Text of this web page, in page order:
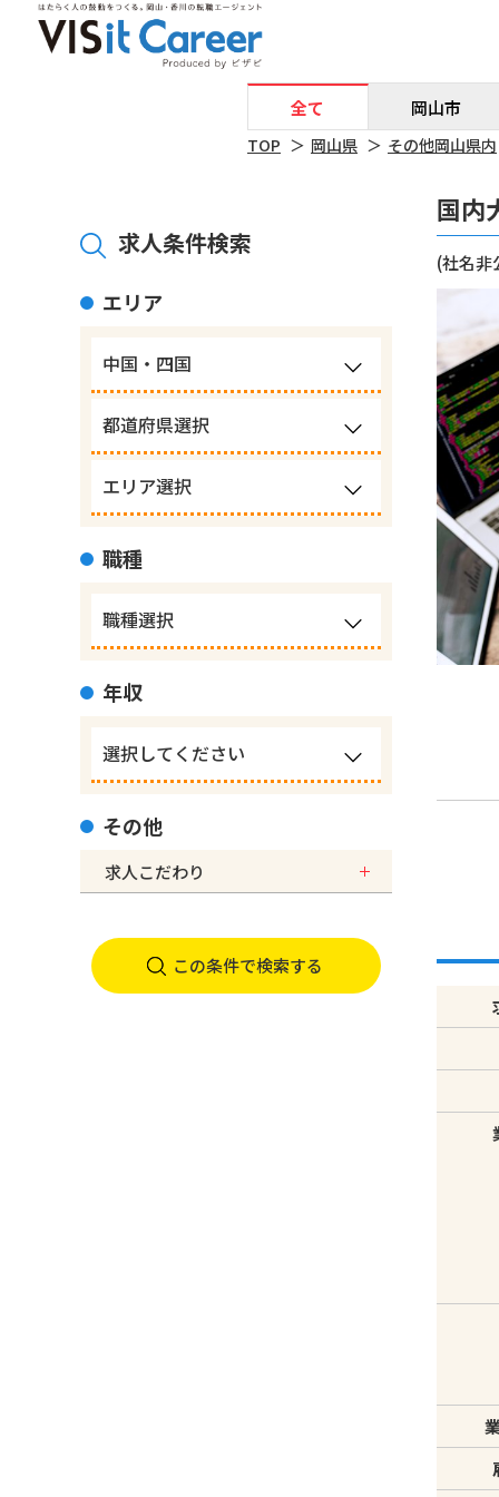
全て 岡山市
TOP 岡山県 その他岡山県内
求人条件検索
エリア
職種
年収
その他
求人こだわり
国内
(社名非